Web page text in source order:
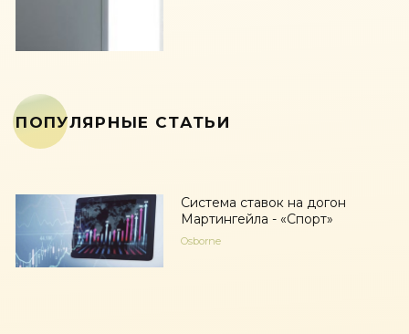
ПОПУЛЯРНЫЕ СТАТЬИ
Система ставок на догон
Мартингейла - «Спорт»
Osborne